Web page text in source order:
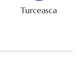
Turceasca